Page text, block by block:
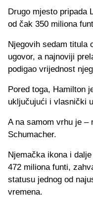
Drugo mjesto pripada
od čak 350 miliona
Njegovih sedam titula
ugovor, a najnoviji
podigao vrijednost
Pored toga, Hamilton
uključujući i vlasnički
A na samom vrhu je –
Schumacher.
Njemačka ikona i
472 miliona funti,
statusu jednog od
vremena.